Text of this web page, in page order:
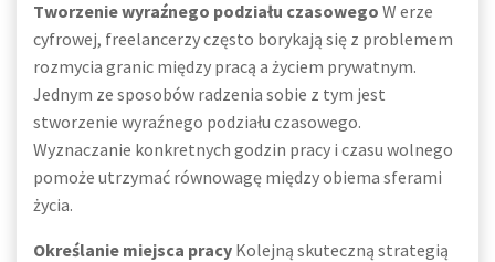
Tworzenie wyraźnego podziału czasowego W erze
cyfrowej, freelancerzy często borykają się z problemem
rozmycia granic między pracą a życiem prywatnym.
Jednym ze sposobów radzenia sobie z tym jest
stworzenie wyraźnego podziału czasowego.
Wyznaczanie konkretnych godzin pracy i czasu wolnego
pomoże utrzymać równowagę między obiema sferami
życia.
Określanie miejsca pracy Kolejną skuteczną strategią